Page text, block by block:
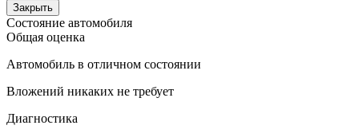
Закрыть
Состояние автомобиля
Общая оценка
Автомобиль в отличном состоянии
Вложений никаких не требует
Диагностика